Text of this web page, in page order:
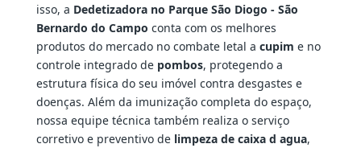
isso, a Dedetizadora no Parque São Diogo - São
Bernardo do Campo conta com os melhores
produtos do mercado no combate letal a cupim e no
controle integrado de pombos, protegendo a
estrutura física do seu imóvel contra desgastes e
doenças. Além da imunização completa do espaço,
nossa equipe técnica também realiza o serviço
corretivo e preventivo de limpeza de caixa d agua,